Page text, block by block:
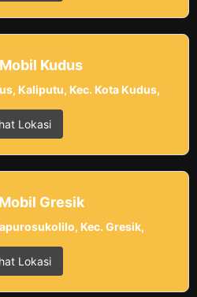
Kudus
Kaliputu, Kec. Kota Kudus,
Lokasi
Gresik
Kec. Gresik,
Lokasi